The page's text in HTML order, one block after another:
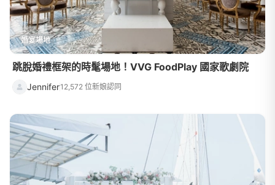
婚宴場地
跳脫婚禮框架的時髦場地！VVG FoodPlay 國家歌劇院
Jennifer12,572 位新娘認同